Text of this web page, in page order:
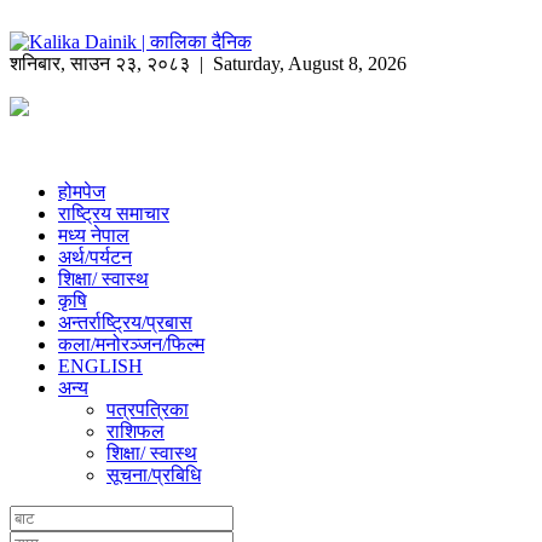
शनिबार,साउन २३, २०८३ | Saturday, August 8, 2026
होमपेज
राष्ट्रिय समाचार
मध्य नेपाल
अर्थ/पर्यटन
शिक्षा/ स्वास्थ
कृषि
अन्तर्राष्ट्रिय/प्रबास
कला/मनोरञ्जन/फिल्म
ENGLISH
अन्य
पत्रपत्रिका
राशिफल
शिक्षा/ स्वास्थ
सूचना/प्रबिधि